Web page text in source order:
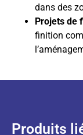
dans des
Projets de
finition
Produits